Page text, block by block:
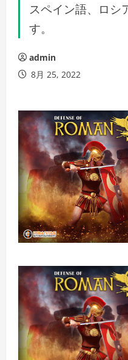
スペイン語、ロシ
す。
admin
8月 25, 2022